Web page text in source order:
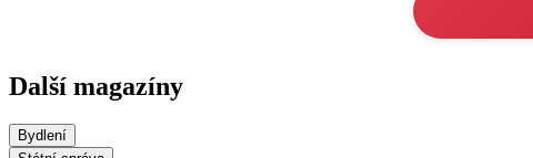
Další magazíny
Bydlení